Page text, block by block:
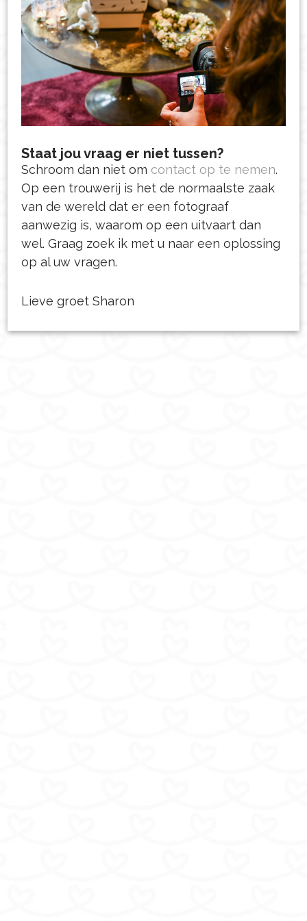
Staat jou vraag er niet tussen?
Schroom dan niet om contact op te nemen.
Op een trouwerij is het de normaalste zaak
van de wereld dat er een fotograaf
aanwezig is, waarom op een uitvaart dan
wel. Graag zoek ik met u naar een oplossing
op al uw vragen.
Lieve groet Sharon